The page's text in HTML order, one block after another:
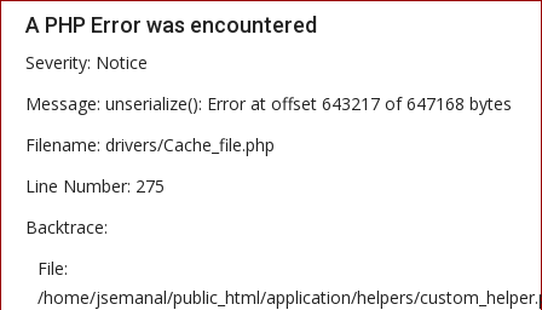
A PHP Error was encountered
Severity: Notice
Message: unserialize(): Error at offset 643217 of 647168 bytes
Filename: drivers/Cache_file.php
Line Number: 275
Backtrace:
File:
/home/jsemanal/public_html/application/helpers/
PÁGINA INICIAL
NOTÍCIAS
COLUNISTAS
CONTATO
LOGIN